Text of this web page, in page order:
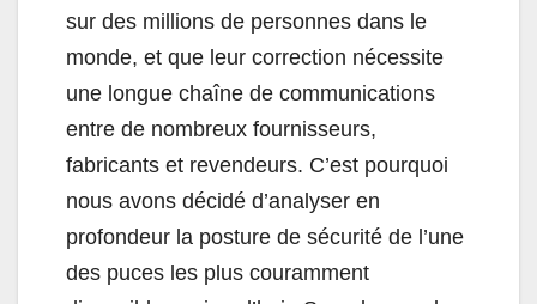
sur des millions de personnes dans le
monde, et que leur correction nécessite
une longue chaîne de communications
entre de nombreux fournisseurs,
fabricants et revendeurs. C’est pourquoi
nous avons décidé d’analyser en
profondeur la posture de sécurité de l’une
des puces les plus couramment